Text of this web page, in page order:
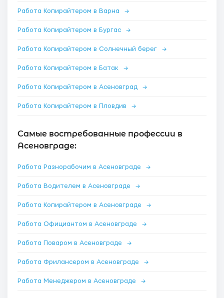
Работа Копирайтером в Варна →
Работа Копирайтером в Бургас →
Работа Копирайтером в Солнечный берег →
Работа Копирайтером в Батак →
Работа Копирайтером в Асеновград →
Работа Копирайтером в Пловдив →
Самые востребованные профессии в
Асеновграде:
Работа Разнорабочим в Асеновграде →
Работа Водителем в Асеновграде →
Работа Копирайтером в Асеновграде →
Работа Официантом в Асеновграде →
Работа Поваром в Асеновграде →
Работа Фрилансером в Асеновграде →
Работа Менеджером в Асеновграде →